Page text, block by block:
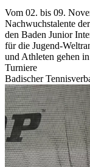
Vom 02. bis 09.
Nachwuchstalente
den Baden Junior
für die Jugend-
und Athleten gehen
Turniere
Badischer